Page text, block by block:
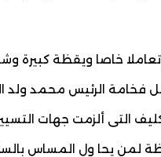
خاصا ويقظة كبيرة
الرئيس محمد ولد
التى ألزمت جهات
لمن يحا ول المساس